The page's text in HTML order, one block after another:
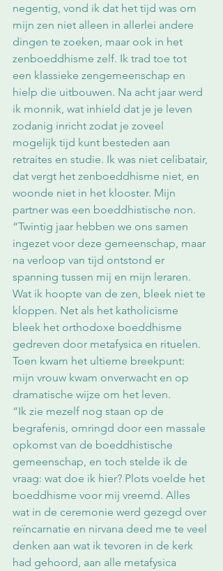
negentig, vond ik dat het tijd was om
mijn zen niet alleen in allerlei andere
dingen te zoeken, maar ook in het
zenboeddhisme zelf. Ik trad toe tot
een klassieke zengemeenschap en
hielp die uitbouwen. Na acht jaar werd
ik monnik, wat inhield dat je je leven
zodanig inricht zodat je zoveel
mogelijk tijd kunt besteden aan
retraites en studie. Ik was niet celibatair,
dat vergt het zenboeddhisme niet, en
woonde niet in het klooster. Mijn
partner was een boeddhistische non.
“Twintig jaar hebben we ons samen
ingezet voor deze gemeenschap, maar
na verloop van tijd ontstond er
spanning tussen mij en mijn leraren.
Wat ik hoopte van de zen, bleek niet te
kloppen. Net als het katholicisme
bleek het orthodoxe boeddhisme
gedreven door metafysica en rituelen.
Toen kwam het ultieme breekpunt:
mijn vrouw kwam onverwacht en op
dramatische wijze om het leven.
“Ik zie mezelf nog staan op de
begrafenis, omringd door een massale
opkomst van de boeddhistische
gemeenschap, en toch stelde ik de
vraag: wat doe ik hier? Plots voelde het
boeddhisme voor mij vreemd. Alles
wat in de ceremonie werd gezegd over
reïncarnatie en nirvana deed me te veel
denken aan wat ik tevoren in de kerk
had gehoord, aan alle metafysica